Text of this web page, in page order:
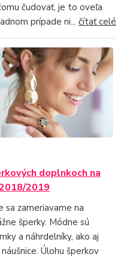
čudovať, je to oveľa
prípade ni... čítať celé
doplnkoch na
2019
zameriavame na
šperky. Módne sú
a náhrdelníky, ako aj
Úlohu šperkov